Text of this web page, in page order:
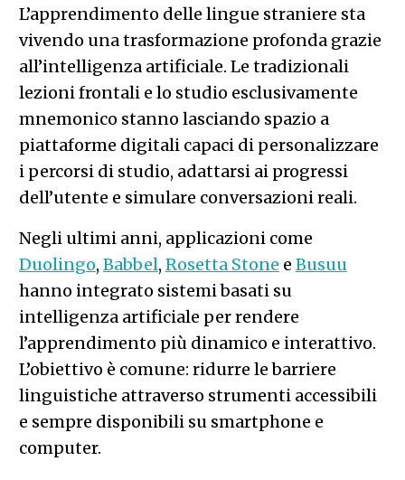
L’apprendimento delle lingue straniere sta
vivendo una trasformazione profonda grazie
all’intelligenza artificiale. Le tradizionali
lezioni frontali e lo studio esclusivamente
mnemonico stanno lasciando spazio a
piattaforme digitali capaci di personalizzare
i percorsi di studio, adattarsi ai progressi
dell’utente e simulare conversazioni reali.
Negli ultimi anni, applicazioni come
Duolingo, Babbel, Rosetta Stone e Busuu
hanno integrato sistemi basati su
intelligenza artificiale per rendere
l’apprendimento più dinamico e interattivo.
L’obiettivo è comune: ridurre le barriere
linguistiche attraverso strumenti accessibili
e sempre disponibili su smartphone e
computer.